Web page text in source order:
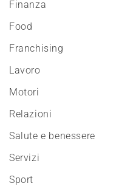
Finanza
Food
Franchising
Lavoro
Motori
Relazioni
Salute e benessere
Servizi
Sport